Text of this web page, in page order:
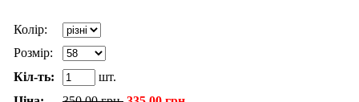
Колір:
Розмір:
Кіл-ть:
шт.